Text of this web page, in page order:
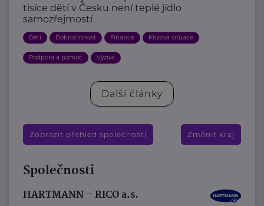
tisíce dětí v Česku není teplé jídlo
samozřejmostí
Děti Dobročinnost Finance Krizová situace
Podpora a pomoc Výživa
Další články
Zobrazit přehled společností Změnit kraj
Společnosti
HARTMANN – RICO a.s.